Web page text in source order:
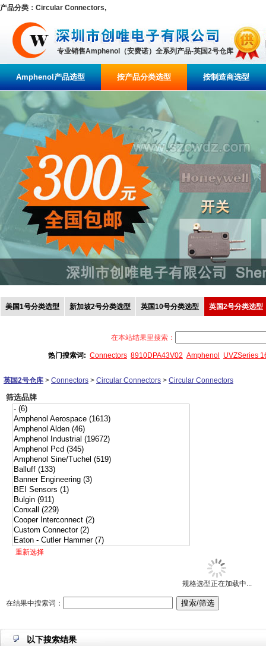
产品分类：Circular Connectors,
专业销售Amphenol（安费诺）全系列产品-英国2号仓库
Amphenol产品选型 按产品分类选型 按制造商选型
美国1号分类选型 新加坡2号分类选型 英国10号分类选型 英国2号分类选型
在本站结果里搜索：
热门搜索词: Connectors 8910DPA43V02 Amphenol UVZSeries
英国2号仓库 > Connectors > Circular Connectors > Circular Connectors
筛选品牌
重新选择
规格选型正在加载中...
在结果中搜索词：
以下搜索结果